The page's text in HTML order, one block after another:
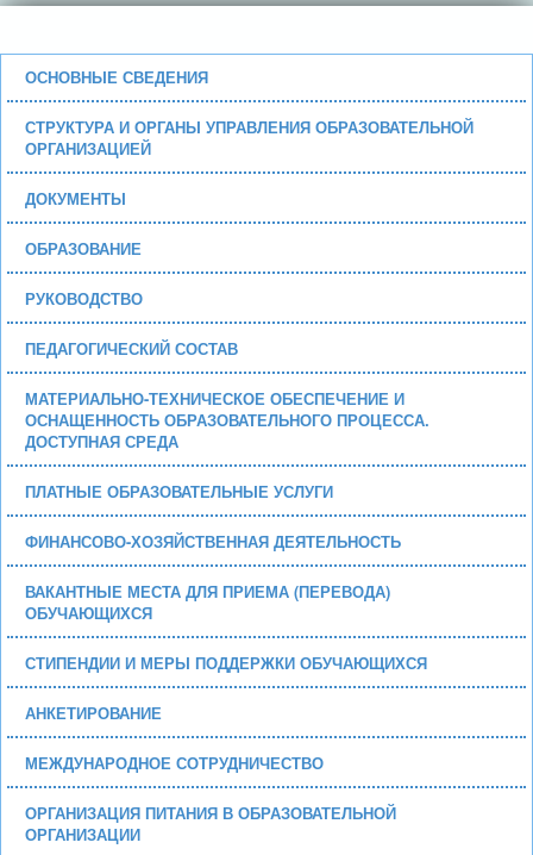
ОСНОВНЫЕ СВЕДЕНИЯ
СТРУКТУРА И ОРГАНЫ УПРАВЛЕНИЯ ОБРАЗОВАТЕЛЬНОЙ
ОРГАНИЗАЦИЕЙ
ДОКУМЕНТЫ
ОБРАЗОВАНИЕ
РУКОВОДСТВО
ПЕДАГОГИЧЕСКИЙ СОСТАВ
МАТЕРИАЛЬНО-ТЕХНИЧЕСКОЕ ОБЕСПЕЧЕНИЕ И
ОСНАЩЕННОСТЬ ОБРАЗОВАТЕЛЬНОГО ПРОЦЕССА.
ДОСТУПНАЯ СРЕДА
ПЛАТНЫЕ ОБРАЗОВАТЕЛЬНЫЕ УСЛУГИ
ФИНАНСОВО-ХОЗЯЙСТВЕННАЯ ДЕЯТЕЛЬНОСТЬ
ВАКАНТНЫЕ МЕСТА ДЛЯ ПРИЕМА (ПЕРЕВОДА)
ОБУЧАЮЩИХСЯ
СТИПЕНДИИ И МЕРЫ ПОДДЕРЖКИ ОБУЧАЮЩИХСЯ
АНКЕТИРОВАНИЕ
МЕЖДУНАРОДНОЕ СОТРУДНИЧЕСТВО
ОРГАНИЗАЦИЯ ПИТАНИЯ В ОБРАЗОВАТЕЛЬНОЙ
ОРГАНИЗАЦИИ